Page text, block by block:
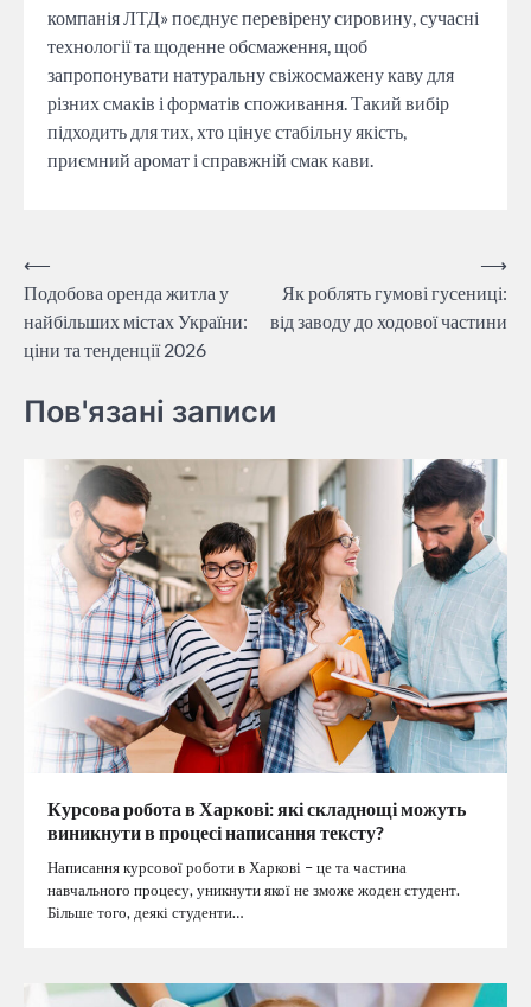
компанія ЛТД» поєднує перевірену сировину, сучасні
технології та щоденне обсмаження, щоб
запропонувати натуральну свіжосмажену каву для
різних смаків і форматів споживання. Такий вибір
підходить для тих, хто цінує стабільну якість,
приємний аромат і справжній смак кави.
Навігація
записів
⟵
Подобова оренда житла у
найбільших містах України:
ціни та тенденції 2026
Як роблять гумові гусениці:
від заводу до ходової частини
⟶
Пов'язані записи
Курсова робота в Харкові: які складнощі можуть
виникнути в процесі написання тексту?
Написання курсової роботи в Харкові – це та частина
навчального процесу, уникнути якої не зможе жоден студент.
Більше того, деякі студенти…